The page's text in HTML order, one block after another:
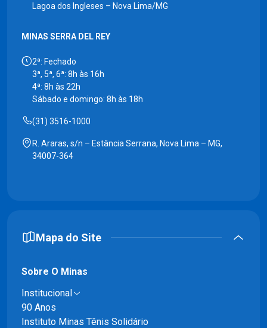
Lagoa dos Ingleses – Nova Lima/MG
MINAS SERRA DEL REY
2ª: Fechado
3ª, 5ª, 6ª: 8h às 16h
4ª: 8h às 22h
Sábado e domingo: 8h às 18h
(31) 3516-1000
R. Araras, s/n – Estância Serrana, Nova Lima – MG,
34007-364
Mapa do Site
Sobre O Minas
Institucional
90 Anos
Instituto Minas Tênis Solidário